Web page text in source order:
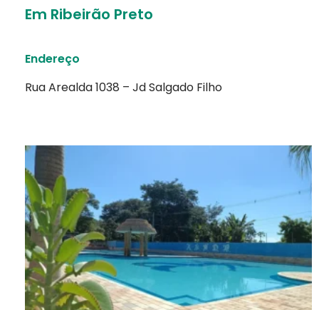
Em Ribeirão Preto
Endereço
Rua Arealda 1038 – Jd Salgado Filho